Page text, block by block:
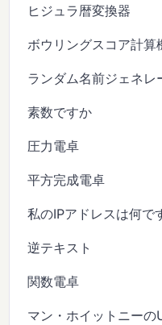
ヒジュラ暦変換器
ボウリングスコア計算
ランダム名前ジェネレ
素数ですか
圧力電卓
平方完成電卓
私のIPアドレスは何で
逆テキスト
関数電卓
マン・ホイットニーの